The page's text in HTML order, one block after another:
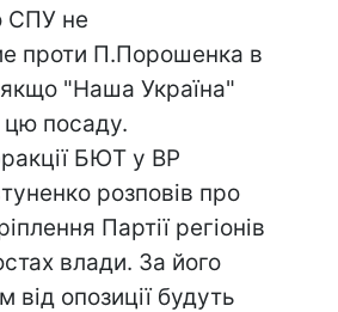
СПУ не
проти П.Порошенка в
якщо "Наша Україна"
цю посаду.
БЮТ у ВР
розповів про
Партії регіонів
влади. За його
опозиції будуть